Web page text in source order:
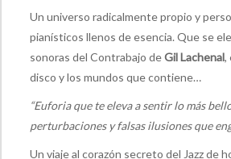
Un universo radicalmente propio y
pianísticos llenos de esencia. Que se
sonoras del Contrabajo deGil Lachenal,
disco y los mundos que contiene…
“Euforia que te eleva a sentir lo más
perturbaciones y falsas ilusiones que
Un viaje al corazón secreto del Jazz de